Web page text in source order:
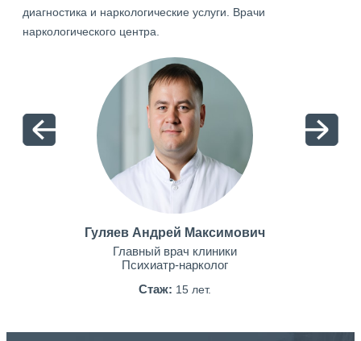
диагностика и наркологические услуги. Врачи
наркологического центра.
Гуляев Андрей Максимович
Главный врач клиники
Психиатр-нарколог
Стаж: 15 лет.